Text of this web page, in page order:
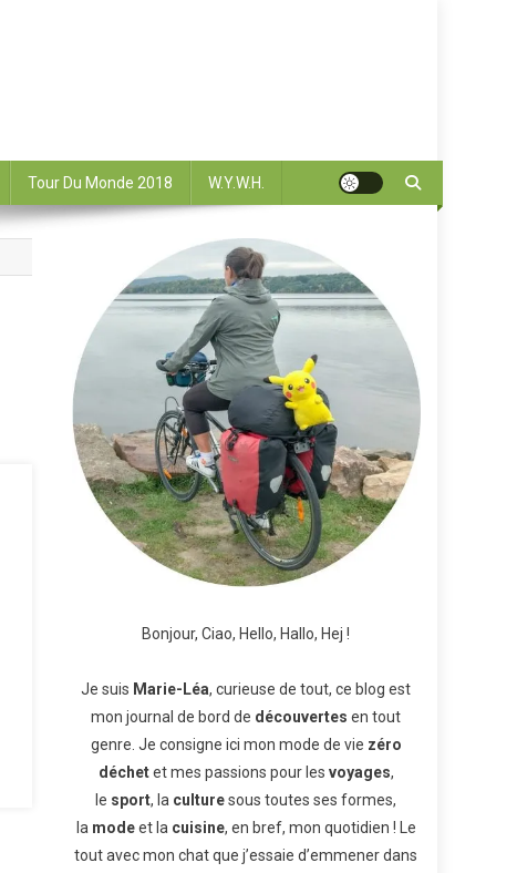
Tour Du Monde 2018 W.Y.W.H.
Bonjour, Ciao, Hello, Hallo, Hej !
Je suis Marie-Léa, curieuse de tout, ce blog est
mon journal de bord de découvertes en tout
genre. Je consigne ici mon mode de vie zéro
déchetet mes passions pour les voyages,
le sport, la culturesous toutes ses formes,
la modeet la cuisine, en bref, mon quotidien ! Le
tout avec mon chat que j’essaie d’emmener dans